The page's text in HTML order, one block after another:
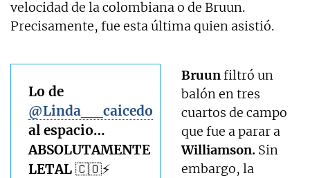
velocidad de la colombiana o de Bruun.
Precisamente, fue esta última quien asistió.
Lo de
@Linda__caicedo
al espacio…
ABSOLUTAMENTE
LETAL 🇨🇴⚡
Bruunfiltró un
balón en tres
cuartos de campo
que fue a parar a
Williamson. Sin
embargo, la